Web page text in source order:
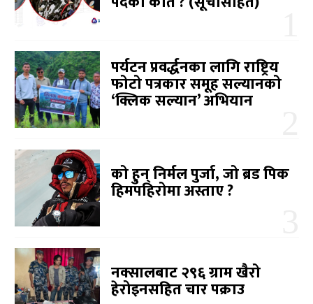
पर्यटन प्रवर्द्धनका लागि राष्ट्रिय
फोटो पत्रकार समूह सल्यानको
‘क्लिक सल्यान’ अभियान
को हुन् निर्मल पुर्जा, जो ब्रड पिक
हिमपहिरोमा अस्ताए ?
नक्सालबाट २९६ ग्राम खैरो
हेरोइनसहित चार पक्राउ